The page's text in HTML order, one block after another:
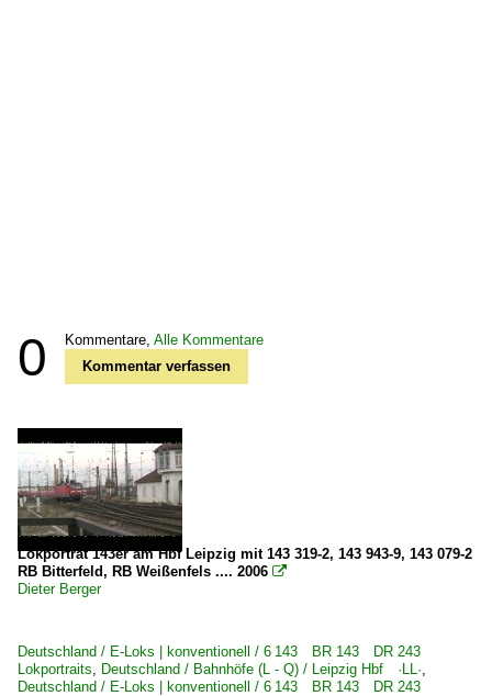
0 Kommentare, Alle Kommentare
Kommentar verfassen
Lokporträt 143er am Hbf Leipzig mit 143 319-2, 143 943-9, 143 079-2
RB Bitterfeld, RB Weißenfels .... 2006 
Dieter Berger
Deutschland / E-Loks | konventionell / 6 143 BR 143 DR 243
Lokportraits, Deutschland / Bahnhöfe (L - Q) / Leipzig Hbf ·LL·,
Deutschland / E-Loks | konventionell / 6 143 BR 143 DR 243